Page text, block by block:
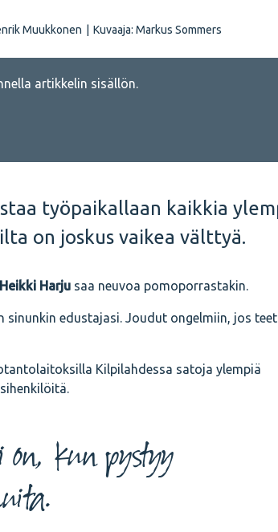
Muukkonen Kuvaaja: Markus Sommers
artikkelin sisällön.
työpaikallaan kaikkia
on joskus vaikea välttyä.
Heikki Harju saa neuvoa pomoporrastakin.
edustajasi. Joudut ongelmiin, jos
Kilpilahdessa satoja ylempiä
on, kun pystyy